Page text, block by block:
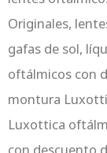
Originales,
gafas de sol,
oftálmicos con
montura
Luxottica